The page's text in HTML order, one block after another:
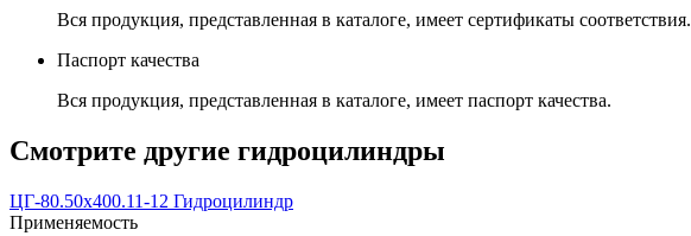
Вся продукция, представленная в каталоге, имеет сертификаты соответствия.
Паспорт качества
Вся продукция, представленная в каталоге, имеет паспорт качества.
Смотрите другие гидроцилиндры
ЦГ-80.50х400.11-12 Гидроцилиндр
Применяемость